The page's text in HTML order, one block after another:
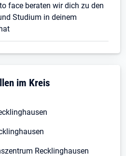
face beraten wir dich zu den
Studium in deinem
im Kreis
Recklinghausen